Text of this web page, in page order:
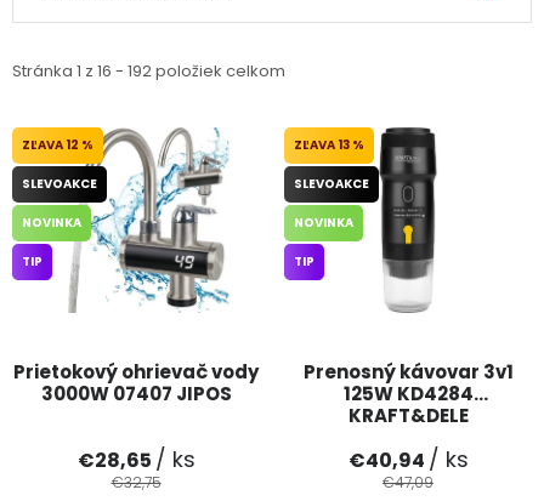
Přihlášení Registrace
Stránka 1 z 16 - 192položiek celkom
Prietokový ohrievač vody
3000W 07407 JIPOS
12 %
SLEVOAKCE
NOVINKA
TIP
€28,65 / ks
€32,75
Prenosný kávovar 3v1
125W KD4284
KRAFT&DELE
13 %
SLEVOAKCE
NOVINKA
TIP
€40,94 / ks
€47,09